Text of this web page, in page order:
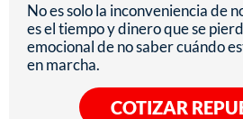
No es solo la inconveniencia de
es el tiempo y dinero que se
emocional de no saber cuándo
en marcha.
COTIZAR